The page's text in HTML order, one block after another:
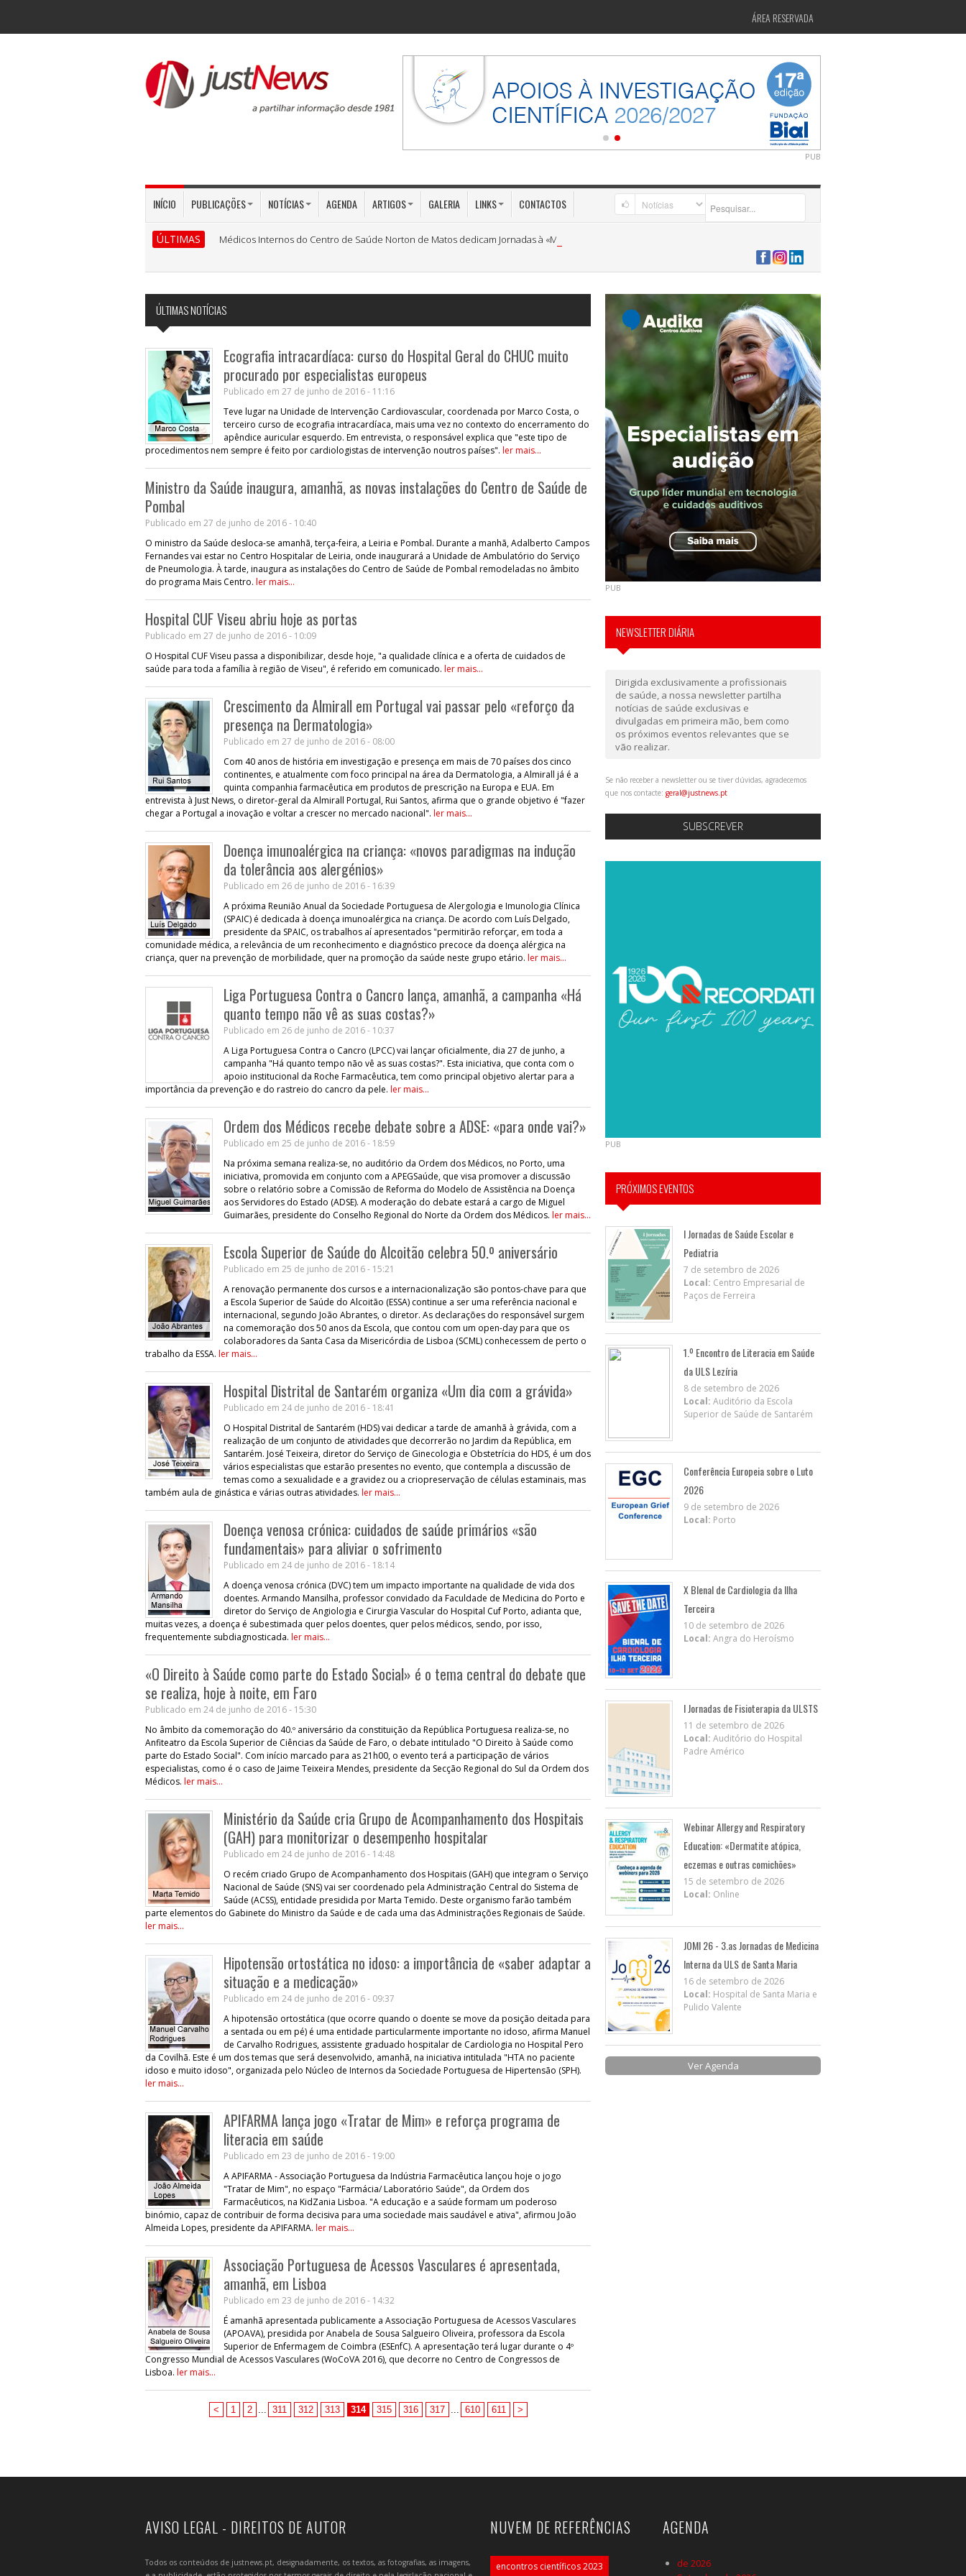
ÁREA RESERVADA
PUB
INÍCIO PUBLICAÇÕES NOTÍCIAS AGENDA ARTIGOS GALERIA LINKS CONTACTOS
ÚLTIMAS Médicos Internos do Centro de Saúde Norton de Matos dedicam Jornadas à «Medicina Preventiva»
ÚLTIMAS NOTÍCIAS
Ecografia intracardíaca: curso do Hospital Geral do CHUC muito
procurado por especialistas europeus
Publicado em 27 de junho de 2016 - 11:16
Teve lugar na Unidade de Intervenção Cardiovascular, coordenada por Marco Costa, o
terceiro curso de ecografia intracardíaca, mais uma vez no contexto do encerramento do
apêndice auricular esquerdo. Em entrevista, o responsável explica que "este tipo de
procedimentos nem sempre é feito por cardiologistas de intervenção noutros países". ler mais...
Ministro da Saúde inaugura, amanhã, as novas instalações do Centro de Saúde de
Pombal
Publicado em 27 de junho de 2016 - 10:40
O ministro da Saúde desloca-se amanhã, terça-feira, a Leiria e Pombal. Durante a manhã, Adalberto Campos
Fernandes vai estar no Centro Hospitalar de Leiria, onde inaugurará a Unidade de Ambulatório do Serviço
de Pneumologia. À tarde, inaugura as instalações do Centro de Saúde de Pombal remodeladas no âmbito
do programa Mais Centro. ler mais...
Hospital CUF Viseu abriu hoje as portas
Publicado em 27 de junho de 2016 - 10:09
O Hospital CUF Viseu passa a disponibilizar, desde hoje, "a qualidade clínica e a oferta de cuidados de
saúde para toda a família à região de Viseu", é referido em comunicado. ler mais...
Crescimento da Almirall em Portugal vai passar pelo «reforço da
presença na Dermatologia»
Publicado em 27 de junho de 2016 - 08:00
Com 40 anos de história em investigação e presença em mais de 70 países dos cinco
continentes, e atualmente com foco principal na área da Dermatologia, a Almirall já é a
quinta companhia farmacêutica em produtos de prescrição na Europa e EUA. Em
entrevista à Just News, o diretor-geral da Almirall Portugal, Rui Santos, afirma que o grande objetivo é "fazer
chegar a Portugal a inovação e voltar a crescer no mercado nacional". ler mais...
Doença imunoalérgica na criança: «novos paradigmas na indução
da tolerância aos alergénios»
Publicado em 26 de junho de 2016 - 16:39
A próxima Reunião Anual da Sociedade Portuguesa de Alergologia e Imunologia Clínica
(SPAIC) é dedicada à doença imunoalérgica na criança. De acordo com Luís Delgado,
presidente da SPAIC, os trabalhos aí apresentados "permitirão reforçar, em toda a
comunidade médica, a relevância de um reconhecimento e diagnóstico precoce da doença alérgica na
criança, quer na prevenção de morbilidade, quer na promoção da saúde neste grupo etário. ler mais...
Liga Portuguesa Contra o Cancro lança, amanhã, a campanha «Há
quanto tempo não vê as suas costas?»
Publicado em 26 de junho de 2016 - 10:37
A Liga Portuguesa Contra o Cancro (LPCC) vai lançar oficialmente, dia 27 de junho, a
campanha "Há quanto tempo não vê as suas costas?". Esta iniciativa, que conta com o
apoio institucional da Roche Farmacêutica, tem como principal objetivo alertar para a
importância da prevenção e do rastreio do cancro da pele. ler mais...
Ordem dos Médicos recebe debate sobre a ADSE: «para onde vai?»
Publicado em 25 de junho de 2016 - 18:59
Na próxima semana realiza-se, no auditório da Ordem dos Médicos, no Porto, uma
iniciativa, promovida em conjunto com a APEGSaúde, que visa promover a discussão
sobre o relatório sobre a Comissão de Reforma do Modelo de Assistência na Doença
aos Servidores do Estado (ADSE). A moderação do debate estará a cargo de Miguel
Guimarães, presidente do Conselho Regional do Norte da Ordem dos Médicos. ler mais...
Escola Superior de Saúde do Alcoitão celebra 50.º aniversário
Publicado em 25 de junho de 2016 - 15:21
A renovação permanente dos cursos e a internacionalização são pontos-chave para que
a Escola Superior de Saúde do Alcoitão (ESSA) continue a ser uma referência nacional e
internacional, segundo João Abrantes, o diretor. As declarações do responsável surgem
na comemoração dos 50 anos da Escola, que contou com um open-day para que os
colaboradores da Santa Casa da Misericórdia de Lisboa (SCML) conhecessem de perto o
trabalho da ESSA. ler mais...
Hospital Distrital de Santarém organiza «Um dia com a grávida»
Publicado em 24 de junho de 2016 - 18:41
O Hospital Distrital de Santarém (HDS) vai dedicar a tarde de amanhã à grávida, com a
realização de um conjunto de atividades que decorrerão no Jardim da República, em
Santarém. José Teixeira, diretor do Serviço de Ginecologia e Obstetrícia do HDS, é um dos
vários especialistas que estarão presentes no evento, que contempla a discussão de
temas como a sexualidade e a gravidez ou a criopreservação de células estaminais, mas
também aula de ginástica e várias outras atividades. ler mais...
Doença venosa crónica: cuidados de saúde primários «são
fundamentais» para aliviar o sofrimento
Publicado em 24 de junho de 2016 - 18:14
A doença venosa crónica (DVC) tem um impacto importante na qualidade de vida dos
doentes. Armando Mansilha, professor convidado da Faculdade de Medicina do Porto e
diretor do Serviço de Angiologia e Cirurgia Vascular do Hospital Cuf Porto, adianta que,
muitas vezes, a doença é subestimada quer pelos doentes, quer pelos médicos, sendo, por isso,
frequentemente subdiagnosticada. ler mais...
«O Direito à Saúde como parte do Estado Social» é o tema central do debate que
se realiza, hoje à noite, em Faro
Publicado em 24 de junho de 2016 - 15:30
No âmbito da comemoração do 40.º aniversário da constituição da República Portuguesa realiza-se, no
Anfiteatro da Escola Superior de Ciências da Saúde de Faro, o debate intitulado "O Direito à Saúde como
parte do Estado Social". Com início marcado para as 21h00, o evento terá a participação de vários
especialistas, como é o caso de Jaime Teixeira Mendes, presidente da Secção Regional do Sul da Ordem dos
Médicos. ler mais...
Ministério da Saúde cria Grupo de Acompanhamento dos Hospitais
(GAH) para monitorizar o desempenho hospitalar
Publicado em 24 de junho de 2016 - 14:48
O recém criado Grupo de Acompanhamento dos Hospitais (GAH) que integram o Serviço
Nacional de Saúde (SNS) vai ser coordenado pela Administração Central do Sistema de
Saúde (ACSS), entidade presidida por Marta Temido. Deste organismo farão também
parte elementos do Gabinete do Ministro da Saúde e de cada uma das Administrações Regionais de Saúde.
ler mais...
Hipotensão ortostática no idoso: a importância de «saber adaptar a
situação e a medicação»
Publicado em 24 de junho de 2016 - 09:37
A hipotensão ortostática (que ocorre quando o doente se move da posição deitada para
a sentada ou em pé) é uma entidade particularmente importante no idoso, afirma Manuel
de Carvalho Rodrigues, assistente graduado hospitalar de Cardiologia no Hospital Pero
da Covilhã. Este é um dos temas que será desenvolvido, amanhã, na iniciativa intitulada "HTA no paciente
idoso e muito idoso", organizada pelo Núcleo de Internos da Sociedade Portuguesa de Hipertensão (SPH).
ler mais...
APIFARMA lança jogo «Tratar de Mim» e reforça programa de
literacia em saúde
Publicado em 23 de junho de 2016 - 19:00
A APIFARMA - Associação Portuguesa da Indústria Farmacêutica lançou hoje o jogo
"Tratar de Mim", no espaço "Farmácia/ Laboratório Saúde", da Ordem dos
Farmacêuticos, na KidZania Lisboa. "A educação e a saúde formam um poderoso
binómio, capaz de contribuir de forma decisiva para uma sociedade mais saudável e ativa", afirmou João
Almeida Lopes, presidente da APIFARMA. ler mais...
Associação Portuguesa de Acessos Vasculares é apresentada,
amanhã, em Lisboa
Publicado em 23 de junho de 2016 - 14:32
É amanhã apresentada publicamente a Associação Portuguesa de Acessos Vasculares
(APOAVA), presidida por Anabela de Sousa Salgueiro Oliveira, professora da Escola
Superior de Enfermagem de Coimbra (ESEnfC). A apresentação terá lugar durante o 4º
Congresso Mundial de Acessos Vasculares (WoCoVA 2016), que decorre no Centro de Congressos de
Lisboa. ler mais...
< 1 2 311 312 313 314 315 316 317 610 611 >
PUB
NEWSLETTER DIÁRIA
Dirigida exclusivamente a profissionais
de saúde, a nossa newsletter partilha
notícias de saúde exclusivas e
divulgadas em primeira mão, bem como
os próximos eventos relevantes que se
vão realizar.
Se não receber a newsletter ou se tiver dúvidas, agradecemos
que nos contacte: geral@justnews.pt
SUBSCREVER
PUB
PRÓXIMOS EVENTOS
I Jornadas de Saúde Escolar e
Pediatria
7 de setembro de 2026
Local: Centro Empresarial de
Paços de Ferreira
1.º Encontro de Literacia em Saúde
da ULS Lezíria
8 de setembro de 2026
Local: Auditório da Escola
Superior de Saúde de Santarém
Conferência Europeia sobre o Luto
2026
9 de setembro de 2026
Local: Porto
X BIenal de Cardiologia da Ilha
Terceira
10 de setembro de 2026
Local: Angra do Heroísmo
I Jornadas de Fisioterapia da ULSTS
11 de setembro de 2026
Local: Auditório do Hospital
Padre Américo
Webinar Allergy and Respiratory
Education: «Dermatite atópica,
eczemas e outras comichões»
15 de setembro de 2026
Local: Online
JOMI 26 - 3.as Jornadas de Medicina
Interna da ULS de Santa Maria
16 de setembro de 2026
Local: Hospital de Santa Maria e
Pulido Valente
Ver Agenda
AVISO LEGAL - DIREITOS DE AUTOR
Todos os conteúdos de justnews.pt, designadamente, os textos, as fotografias, as imagens,
NUVEM DE REFERÊNCIAS
encontros científicos 2023
AGENDA
de 2026